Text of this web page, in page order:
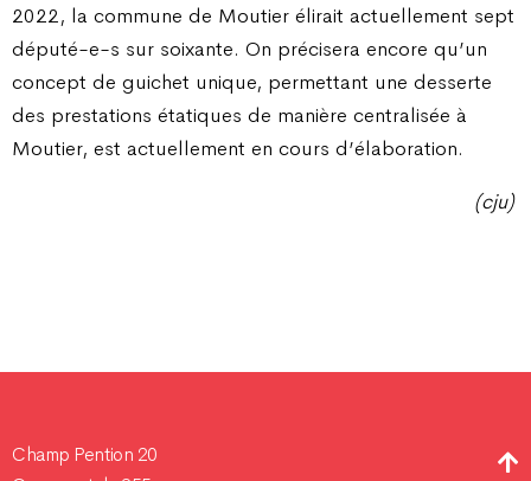
2022, la commune de Moutier élirait actuellement sept
député-e-s sur soixante. On précisera encore qu’un
concept de guichet unique, permettant une desserte
des prestations étatiques de manière centralisée à
Moutier, est actuellement en cours d’élaboration.
(cju)
Champ Pention 20